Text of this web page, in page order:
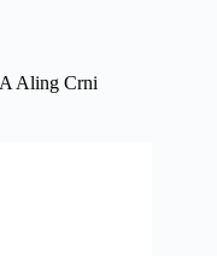
Aling Crni